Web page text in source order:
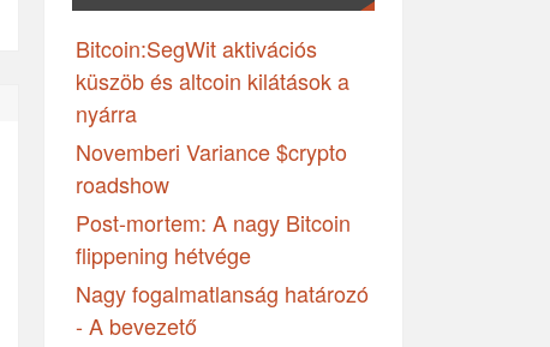
Bitcoin:SegWit aktivációs
küszöb és altcoin kilátások a
nyárra
Novemberi Variance $crypto
roadshow
Post-mortem: A nagy Bitcoin
flippening hétvége
Nagy fogalmatlanság határozó
- A bevezető